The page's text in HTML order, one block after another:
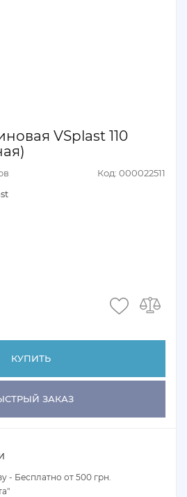
VSplast 110
Код: 000022511
КУПИТЬ
ЗАКАЗ
- Бесплатно от 500 грн.